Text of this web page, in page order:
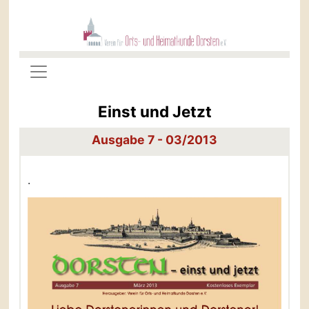
Einst und Jetzt
Ausgabe 7 - 03/2013
.